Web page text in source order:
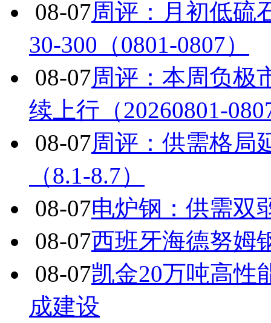
08-07周评：月初低硫
30-300（0801-0807）
08-07周评：本周负极
续上行（20260801-
08-07周评：供需格局
（8.1-8.7）
08-07电炉钢：供需双
08-07西班牙海德努姆
08-07凯金20万吨高性
成建设